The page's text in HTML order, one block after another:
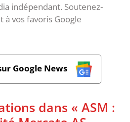
indépendant. Soutenez-
à vos favoris Google
Google News
dans « ASM :